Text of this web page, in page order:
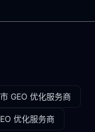
GEO 优化服务商
优化服务商